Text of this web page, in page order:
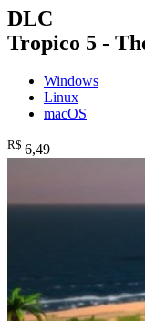
DLC
Tropico 5 -
Windows
Linux
macOS
R$ 6,49